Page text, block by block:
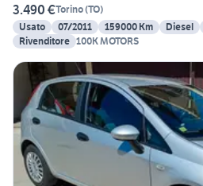
3.490 €Torino(TO)
Usato
07/2011 159000 Km Diesel
Rivenditore 100K MOTORS